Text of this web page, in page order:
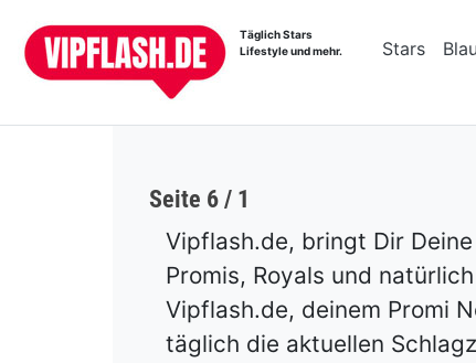
Täglich Stars
Lifestyle und mehr.
Stars
Seite 6 / 1
Vipflash.de, bringt Dir
Promis, Royals und
Vipflash.de, deinem Promi
täglich die aktuellen